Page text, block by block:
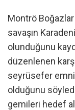
Montrö
savaşın
olunduğunu
düzenlenen
seyrüsefer
olduğunu
gemileri hedef